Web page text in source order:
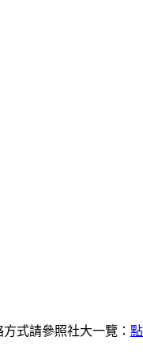
式請參照社大一覽：